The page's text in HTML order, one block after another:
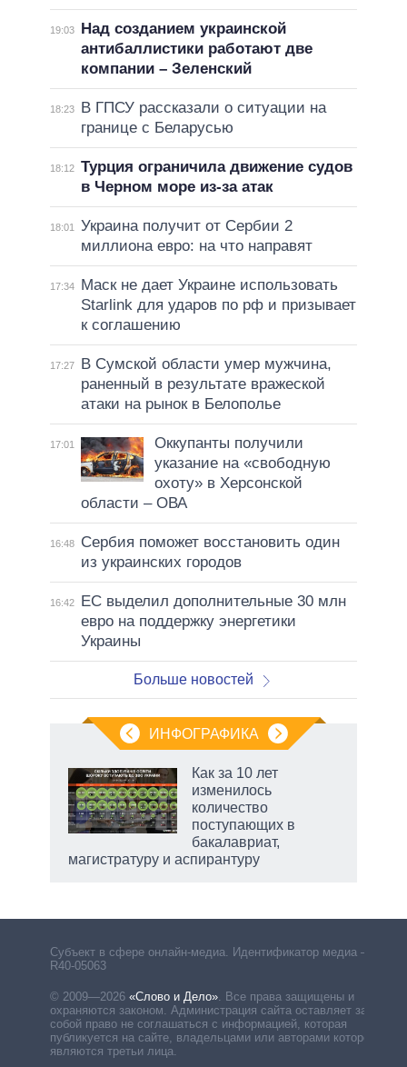
19:03
Над созданием украинской
антибаллистики работают две
компании – Зеленский
18:23
В ГПСУ рассказали о ситуации на
границе с Беларусью
18:12 Турция ограничила движение судов
в Черном море из-за атак
18:01
Украина получит от Сербии 2
миллиона евро: на что направят
17:34
Маск не дает Украине использовать
Starlink для ударов по рф и призывает
к соглашению
17:27
В Сумской области умер мужчина,
раненный в результате вражеской
атаки на рынок в Белополье
17:01
Оккупанты получили
указание на «свободную
охоту» в Херсонской
области – ОВА
16:48
Сербия поможет восстановить один
из украинских городов
16:42
ЕС выделил дополнительные 30 млн
евро на поддержку энергетики
Украины
Больше новостей
ИНФОГРАФИКА
Как за 10 лет
изменилось
количество
поступающих в
бакалавриат,
магистратуру и аспирантуру
Субъект в сфере онлайн-медиа. Идентификатор медиа –
R40-05063
© 2009—2026 «Слово и Дело»
Все права защищены и
охраняются законом. Администрация сайта оставляет за
собой право не соглашаться с информацией, которая
публикуется на сайте, владельцами или авторами которой
являются третьи лица.